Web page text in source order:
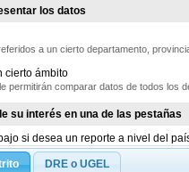
los datos
a un cierto departamento,
cierto ámbito
permitirán comparar datos de todos los
su interés en una de las pestañas
si desea un reporte a nivel del
DRE o UGEL